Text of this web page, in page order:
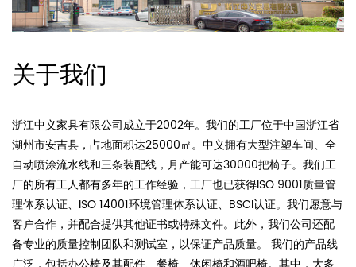
关于我们
浙江中义家具有限公司成立于2002年。我们的工厂位于中国浙江省
湖州市安吉县，占地面积达25000㎡。中义拥有大型注塑车间、全
自动喷涂流水线和三条装配线，月产能可达30000把椅子。我们工
厂的所有工人都有多年的工作经验，工厂也已获得ISO 9001质量管
理体系认证、ISO 14001环境管理体系认证、BSCI认证。我们愿意与
客户合作，并配合提供其他证书或特殊文件。此外，我们公司还配
备专业的质量控制团队和测试室，以保证产品质量。 我们的产品线